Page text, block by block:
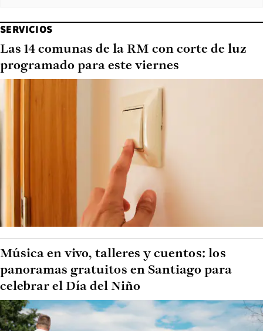
SERVICIOS
Las 14 comunas de la RM con corte de luz
programado para este viernes
Música en vivo, talleres y cuentos: los
panoramas gratuitos en Santiago para
celebrar el Día del Niño